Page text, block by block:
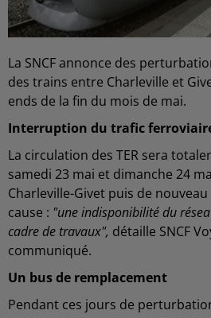
La SNCF annonce des
des trains entre Charleville et
ends de la fin du mois de mai.
Interruption du trafic
La circulation des TER sera
samedi 23 mai et dimanche 24
Charleville-Givet puis de
cause : "une indisponibilité du
cadre de travaux", détaille SNCF
communiqué.
Un bus de remplacement
Pendant ces jours de